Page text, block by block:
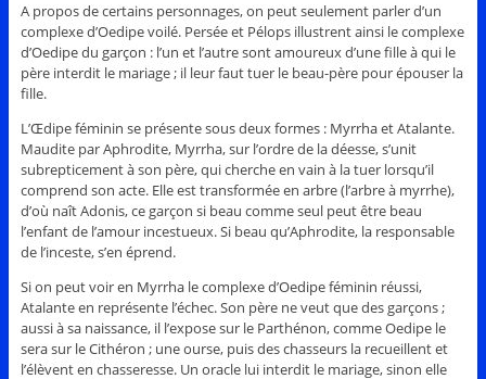
A propos de certains personnages, on peut seulement parler d’un
complexe d’Oedipe voilé. Persée et Pélops illustrent ainsi le complexe
d’Oedipe du garçon : l’un et l’autre sont amoureux d’une fille à qui le
père interdit le mariage ; il leur faut tuer le beau-père pour épouser la
fille.
L’Œdipe féminin se présente sous deux formes : Myrrha et Atalante.
Maudite par Aphrodite, Myrrha, sur l’ordre de la déesse, s’unit
subrepticement à son père, qui cherche en vain à la tuer lorsqu’il
comprend son acte. Elle est transformée en arbre (l’arbre à myrrhe),
d’où naît Adonis, ce garçon si beau comme seul peut être beau
l’enfant de l’amour incestueux. Si beau qu’Aphrodite, la responsable
de l’inceste, s’en éprend.
Si on peut voir en Myrrha le complexe d’Oedipe féminin réussi,
Atalante en représente l’échec. Son père ne veut que des garçons ;
aussi à sa naissance, il l’expose sur le Parthénon, comme Oedipe le
sera sur le Cithéron ; une ourse, puis des chasseurs la recueillent et
l’élèvent en chasseresse. Un oracle lui interdit le mariage, sinon elle